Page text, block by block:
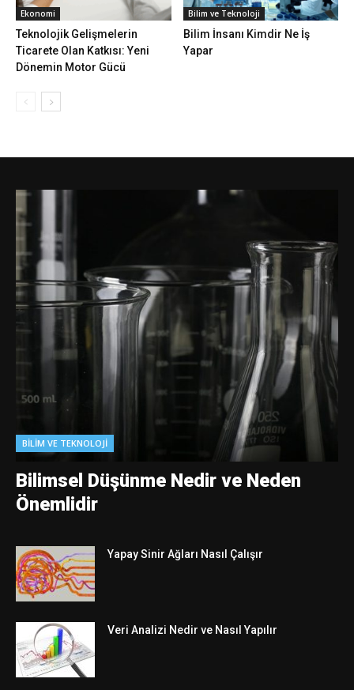
Ekonomi
Teknolojik Gelişmelerin
Ticarete Olan Katkısı: Yeni
Dönemin Motor Gücü
Bilim ve Teknoloji
Bilim İnsanı Kimdir Ne İş
Yapar
BILIM VE TEKNOLOJI
Bilimsel Düşünme Nedir ve Neden
Önemlidir
Yapay Sinir Ağları Nasıl Çalışır
Veri Analizi Nedir ve Nasıl Yapılır